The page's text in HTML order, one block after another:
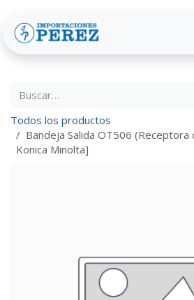
Todos los productos
Bandeja Salida OT506 (Receptora
Konica Minolta]